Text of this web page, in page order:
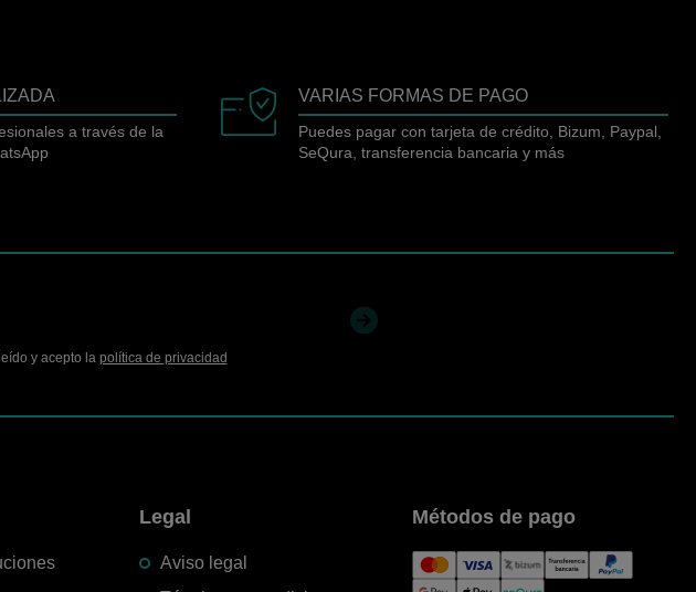
a través de la
VARIAS FORMAS DE PAGO
Puedes pagar con tarjeta de crédito, Bizum, Paypal,
SeQura, transferencia bancaria y más
y acepto la política de privacidad
Legal
Aviso legal
Métodos de pago